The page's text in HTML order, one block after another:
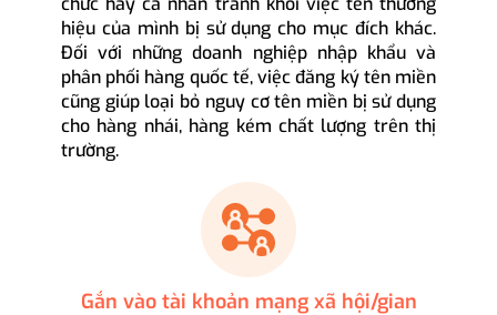
hiệu của mình bị sử dụng cho mục đích khác.
Đối với những doanh nghiệp nhập khẩu và
phân phối hàng quốc tế, việc đăng ký tên miền
cũng giúp loại bỏ nguy cơ tên miền bị sử dụng
cho hàng nhái, hàng kém chất lượng trên thị
trường.
Gắn vào tài khoản mạng xã hội/gian